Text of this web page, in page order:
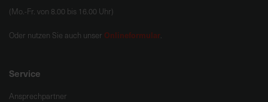
(Mo.-Fr. von 8.00 bis 16.00 Uhr)
Oder nutzen Sie auch unser Onlineformular.
Service
Ansprechpartner